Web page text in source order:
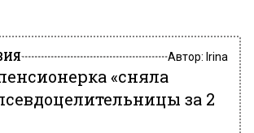
Автор: Irina
«сняла
за 2